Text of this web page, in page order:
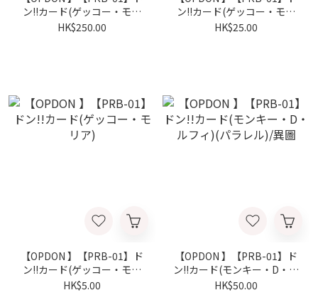
ン!!カード(ゲッコー・モリ
ア)(パラレル)(スーパーパラ
HK$250.00
ン!!カード(ゲッコー・モリ
ア)(パラレル)/異圖
HK$25.00
【OPDON 】【PRB-01】ド
ン!!カード(ゲッコー・モリ
ア)
HK$5.00
【OPDON 】【PRB-01】ド
ン!!カード(モンキー・D・ル
フィ)(パラレル)/異圖
HK$50.00